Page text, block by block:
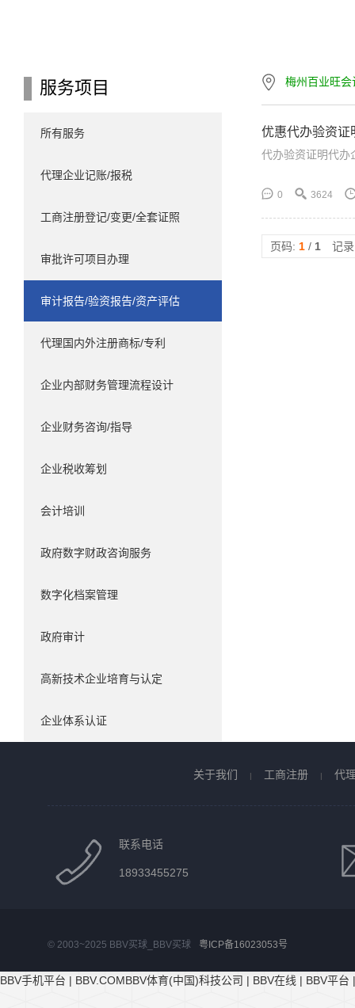
服务项目
所有服务
代理企业记账/报税
工商注册登记/变更/全套证照
审批许可项目办理
审计报告/验资报告/资产评估
代理国内外注册商标/专利
企业内部财务管理流程设计
企业财务咨询/指导
企业税收筹划
会计培训
政府数字财政咨询服务
数字化档案管理
政府审计
高新技术企业培育与认定
企业体系认证
梅州百业旺会
优惠代办验资证
代办验资证明代办
0 3624
页码: 1 / 1 记
关于我们 | 工商注册 | 代
联系电话
18933455275
© 2003~2025 BBV买球_BBV买球 粤ICP备16023053号
BBV手机平台 | BBV.COMBBV体育(中国)科技公司 | BBV在线 | BBV平台